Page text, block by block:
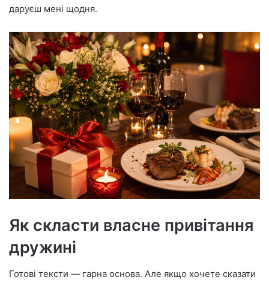
даруєш мені щодня.
Як скласти власне привітання
дружині
Готові тексти — гарна основа. Але якщо хочете сказати